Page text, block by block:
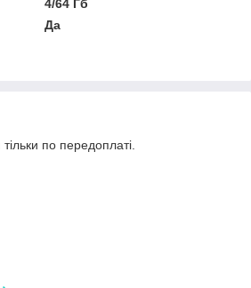
4/64 Гб
Да
по передоплаті.